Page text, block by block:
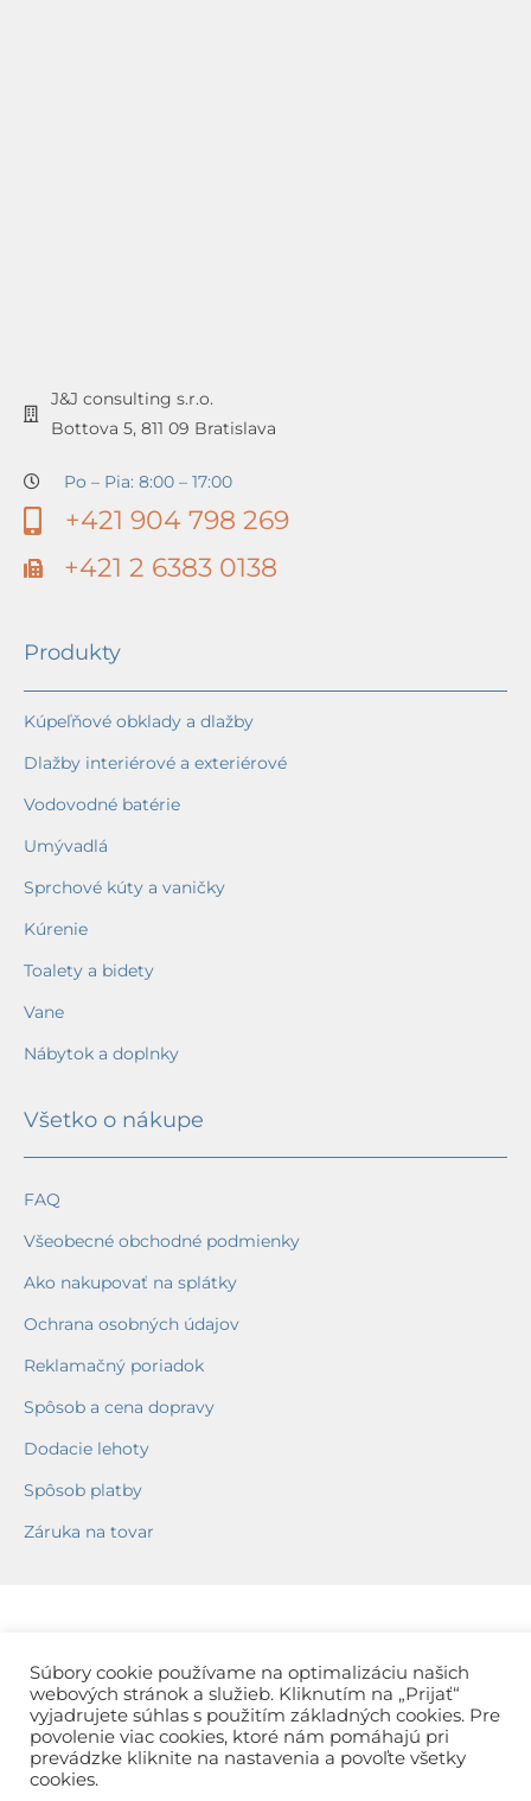
J&J consulting s.r.o.
Bottova 5, 811 09 Bratislava
Po – Pia: 8:00 – 17:00
+421 904 798 269
+421 2 6383 0138
Produkty
Kúpeľňové obklady a dlažby
Dlažby interiérové a exteriérové
Vodovodné batérie
Umývadlá
Sprchové kúty a vaničky
Kúrenie
Toalety a bidety
Vane
Nábytok a doplnky
Všetko o nákupe
FAQ
Všeobecné obchodné podmienky
Ako nakupovať na splátky
Ochrana osobných údajov
Reklamačný poriadok
Spôsob a cena dopravy
Dodacie lehoty
Spôsob platby
Záruka na tovar
Súbory cookie používame na optimalizáciu našich
webových stránok a služieb. Kliknutím na „Prijať“
vyjadrujete súhlas s použitím základných cookies. Pre
povolenie viac cookies, ktoré nám pomáhajú pri
prevádzke kliknite na nastavenia a povoľte všetky
cookies.